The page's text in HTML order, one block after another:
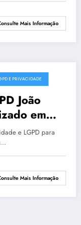
Mais Informação
E PRIVACIDADE
João
em
e LGPD para
Mais Informação